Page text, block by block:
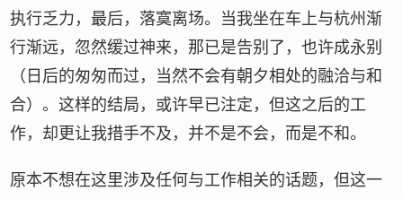
执行乏力，最后，落寞离场。当我坐在车上与杭州渐
行渐远，忽然缓过神来，那已是告别了，也许成永别
（日后的匆匆而过，当然不会有朝夕相处的融洽与和
合）。这样的结局，或许早已注定，但这之后的工
作，却更让我措手不及，并不是不会，而是不和。
原本不想在这里涉及任何与工作相关的话题，但这一